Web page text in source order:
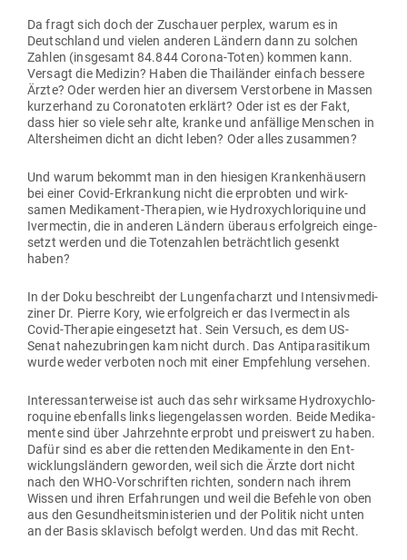
Da fragt sich doch der Zuschauer perplex, warum es in
Deutschland und vielen anderen Ländern dann zu solchen
Zahlen (ins­gesamt 84.844 Corona-Toten) kommen kann.
Versagt die Medizin? Haben die Thai­länder einfach bessere
Ärzte? Oder werden hier an diversem Ver­storbene in Massen
kur­zerhand zu Coro­na­toten erklärt? Oder ist es der Fakt,
dass hier so viele sehr alte, kranke und anfällige Men­schen in
Alters­heimen dicht an dicht leben? Oder alles zusammen?
Und warum bekommt man in den hie­sigen Kran­ken­häusern
bei einer Covid-Erkrankung nicht die erprobten und wirk­
samen Medi­kament-The­rapien, wie Hydro­xychlo­ri­quine und
Iver­mectin, die in anderen Ländern überaus erfolg­reich ein­ge­
setzt werden und die Toten­zahlen beträchtlich gesenkt
haben?
In der Doku beschreibt der Lun­gen­facharzt und Inten­siv­me­di­
ziner Dr. Pierre Kory, wie erfolg­reich er das Iver­mectin als
Covid-The­rapie ein­ge­setzt hat. Sein Versuch, es dem US-
Senat nahe­zu­bringen kam nicht durch. Das Anti­pa­ra­si­tikum
wurde weder ver­boten noch mit einer Emp­fehlung versehen.
Inter­es­san­ter­weise ist auch das sehr wirksame Hydro­xychlo­
ro­quine eben­falls links lie­gen­ge­lassen worden. Beide Medi­ka­
mente sind über Jahr­zehnte erprobt und preiswert zu haben.
Dafür sind es aber die ret­tenden Medi­ka­mente in den Ent­
wick­lungs­ländern geworden, weil sich die Ärzte dort nicht
nach den WHO-Vor­schriften richten, sondern nach ihrem
Wissen und ihren Erfah­rungen und weil die Befehle von oben
aus den Gesund­heits­mi­nis­terien und der Politik nicht unten
an der Basis skla­visch befolgt werden. Und das mit Recht.